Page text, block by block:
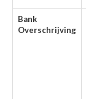
Bank
Overschrijving